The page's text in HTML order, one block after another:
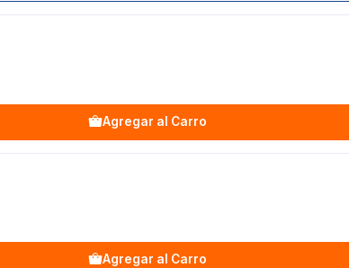
Agregar al Carro
Agregar al Carro